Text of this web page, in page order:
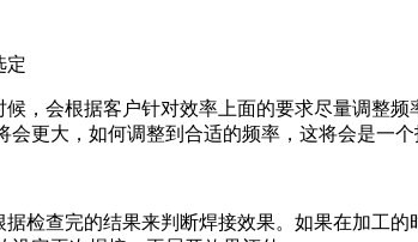
定
候，会根据客户针对效率上面的要求尽量调整
更大，如何调整到合适的频率，这将会是一
检查完的结果来判断焊接效果。如果在加工